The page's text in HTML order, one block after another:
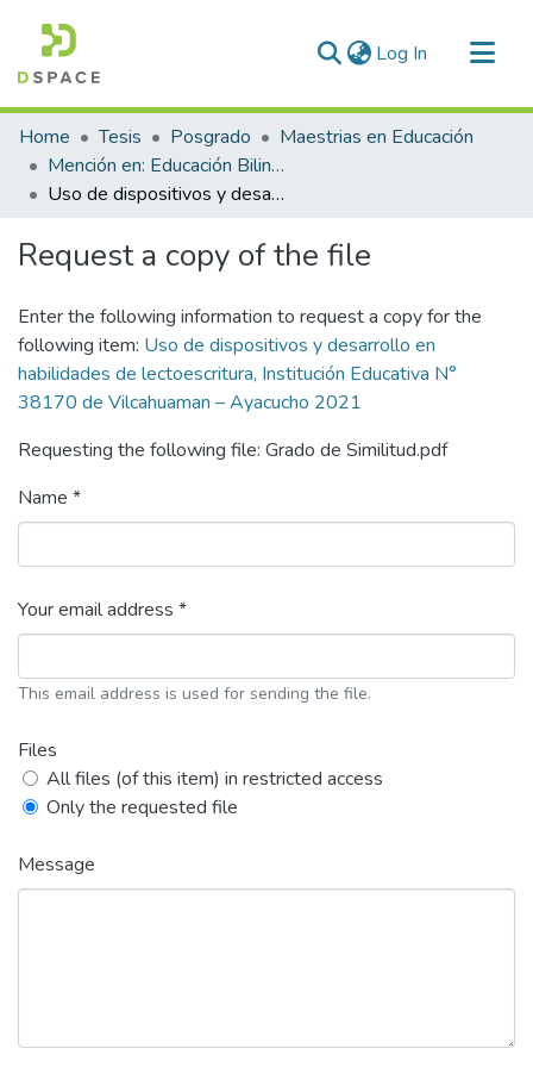
Log In (current)
Communities & Collections
All of DSpace
Statistics
Home Tesis Posgrado
Maestrias en Educación
Mención en: Educación Bilingue Intercultural y Gerencia Educativa
Uso de dispositivos y desarrollo en habilidades de lectoescritura, Institución Educativa N° 38170 de Vilcahuaman – Ayacucho 2021
Request a copy of the file
Enter the following information to request a copy for the
following item: Uso de dispositivos y desarrollo en
habilidades de lectoescritura, Institución Educativa N°
38170 de Vilcahuaman – Ayacucho 2021
Requesting the following file: Grado de Similitud.pdf
Name *
Your email address *
This email address is used for sending the file.
Files
All files (of this item) in restricted access
Only the requested file
Message